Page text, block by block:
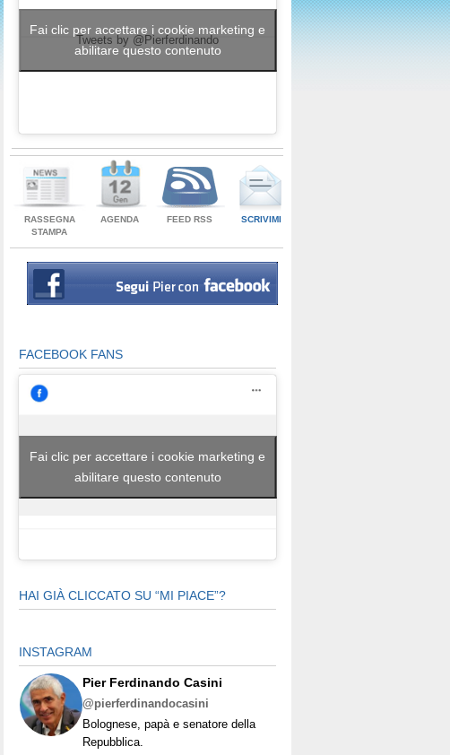
Tweets by @Pierferdinando
Fai clic per accettare i cookie marketing e
abilitare questo contenuto
RASSEGNA
STAMPA
AGENDA FEED RSS SCRIVIMI
FACEBOOK FANS
Fai clic per accettare i cookie marketing e
abilitare questo contenuto
HAI GIÀ CLICCATO SU “MI PIACE”?
INSTAGRAM
Pier Ferdinando Casini
@pierferdinandocasini
Bolognese, papà e senatore della
Repubblica.